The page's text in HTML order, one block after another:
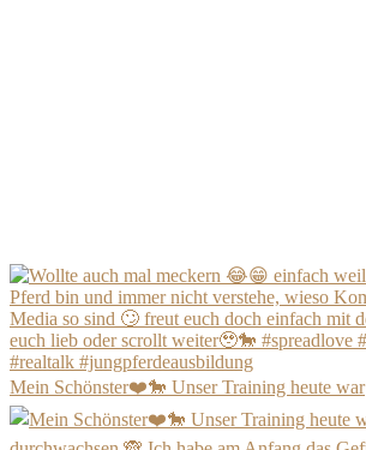
Mein Schönster❤️🐎 Unser Training heute war